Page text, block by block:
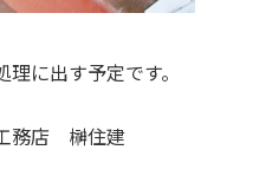
に出す予定です。
務店 榊住建